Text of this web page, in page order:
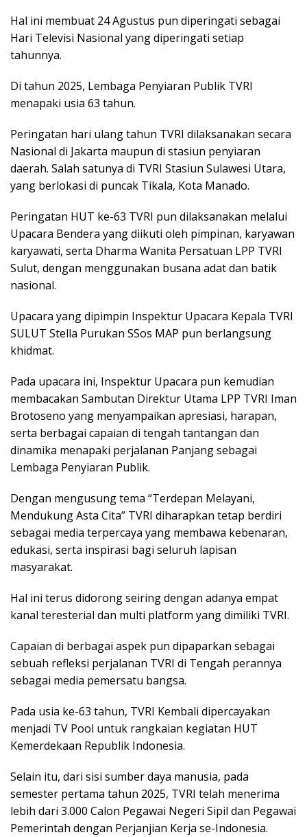
Hal ini membuat 24 Agustus pun diperingati sebagai
Hari Televisi Nasional yang diperingati setiap
tahunnya.
Di tahun 2025, Lembaga Penyiaran Publik TVRI
menapaki usia 63 tahun.
Peringatan hari ulang tahun TVRI dilaksanakan secara
Nasional di Jakarta maupun di stasiun penyiaran
daerah. Salah satunya di TVRI Stasiun Sulawesi Utara,
yang berlokasi di puncak Tikala, Kota Manado.
Peringatan HUT ke-63 TVRI pun dilaksanakan melalui
Upacara Bendera yang diikuti oleh pimpinan, karyawan
karyawati, serta Dharma Wanita Persatuan LPP TVRI
Sulut, dengan menggunakan busana adat dan batik
nasional.
Upacara yang dipimpin Inspektur Upacara Kepala TVRI
SULUT Stella Purukan SSos MAP pun berlangsung
khidmat.
Pada upacara ini, Inspektur Upacara pun kemudian
membacakan Sambutan Direktur Utama LPP TVRI Iman
Brotoseno yang menyampaikan apresiasi, harapan,
serta berbagai capaian di tengah tantangan dan
dinamika menapaki perjalanan Panjang sebagai
Lembaga Penyiaran Publik.
Dengan mengusung tema “Terdepan Melayani,
Mendukung Asta Cita” TVRI diharapkan tetap berdiri
sebagai media terpercaya yang membawa kebenaran,
edukasi, serta inspirasi bagi seluruh lapisan
masyarakat.
Hal ini terus didorong seiring dengan adanya empat
kanal teresterial dan multi platform yang dimiliki TVRI.
Capaian di berbagai aspek pun dipaparkan sebagai
sebuah refleksi perjalanan TVRI di Tengah perannya
sebagai media pemersatu bangsa.
Pada usia ke-63 tahun, TVRI Kembali dipercayakan
menjadi TV Pool untuk rangkaian kegiatan HUT
Kemerdekaan Republik Indonesia.
Selain itu, dari sisi sumber daya manusia, pada
semester pertama tahun 2025, TVRI telah menerima
lebih dari 3.000 Calon Pegawai Negeri Sipil dan Pegawai
Pemerintah dengan Perjanjian Kerja se-Indonesia.